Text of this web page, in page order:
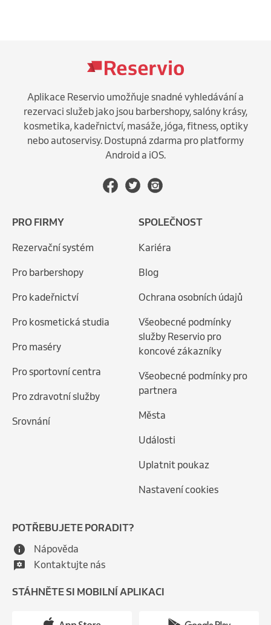
Aplikace Reservio umožňuje snadné vyhledávání a
rezervaci služeb jako jsou barbershopy, salóny krásy,
kosmetika, kadeřnictví, masáže, jóga, fitness, optiky
nebo autoservisy. Dostupná zdarma pro platformy
Android a iOS.
PRO FIRMY
Rezervační systém
Pro barbershopy
Pro kadeřnictví
Pro kosmetická studia
Pro maséry
Pro sportovní centra
Pro zdravotní služby
Srovnání
SPOLEČNOST
Kariéra
Blog
Ochrana osobních údajů
Všeobecné podmínky
služby Reservio pro
koncové zákazníky
Všeobecné podmínky pro
partnera
Města
Události
Uplatnit poukaz
Nastavení cookies
POTŘEBUJETE PORADIT?
Nápověda
Kontaktujte nás
STÁHNĚTE SI MOBILNÍ APLIKACI